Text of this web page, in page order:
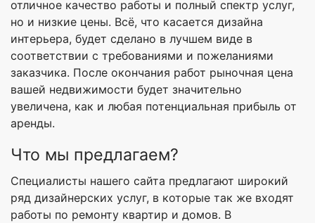
отличное качество работы и полный спектр услуг,
но и низкие цены. Всё, что касается дизайна
интерьера, будет сделано в лучшем виде в
соответствии с требованиями и пожеланиями
заказчика. После окончания работ рыночная цена
вашей недвижимости будет значительно
увеличена, как и любая потенциальная прибыль от
аренды.
Что мы предлагаем?
Специалисты нашего сайта предлагают широкий
ряд дизайнерских услуг, в которые так же входят
работы по ремонту квартир и домов. В